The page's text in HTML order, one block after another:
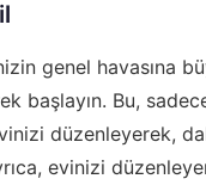
genel havasına
başlayın. Bu,
düzenleyerek,
evinizi